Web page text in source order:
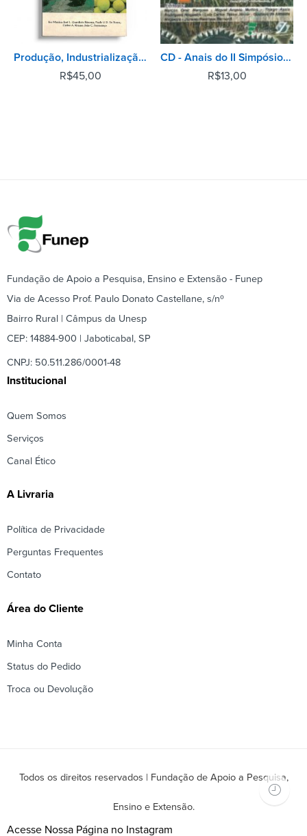
Produção, Industrialização e Comércio Mundial de Citros
R$45,00
CD - Anais do II Simpósio do Setor Sucroalcooleiro de Jaboticabal
R$13,00
Fundação de Apoio a Pesquisa, Ensino e Extensão - Funep
Via de Acesso Prof. Paulo Donato Castellane, s/nº
Bairro Rural | Câmpus da Unesp
CEP: 14884-900 | Jaboticabal, SP
CNPJ: 50.511.286/0001-48
Institucional
Quem Somos
Serviços
Canal Ético
A Livraria
Política de Privacidade
Perguntas Frequentes
Contato
Área do Cliente
Minha Conta
Status do Pedido
Troca ou Devolução
Todos os direitos reservados | Fundação de Apoio a Pesquisa,
Ensino e Extensão.
Acesse Nossa Página no Instagram